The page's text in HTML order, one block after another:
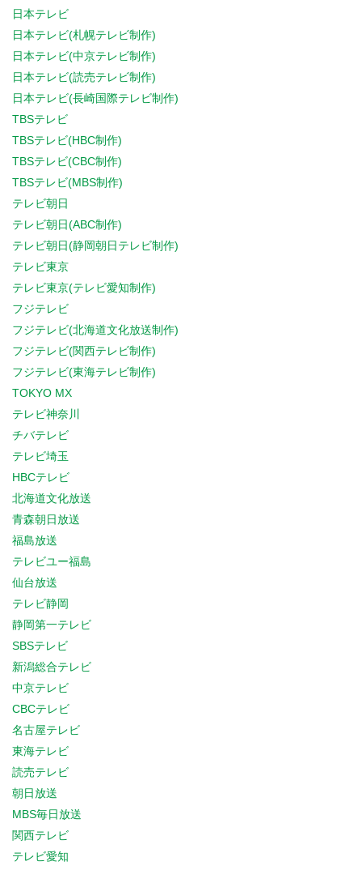
日本テレビ
日本テレビ(札幌テレビ制作)
日本テレビ(中京テレビ制作)
日本テレビ(読売テレビ制作)
日本テレビ(長崎国際テレビ制作)
TBSテレビ
TBSテレビ(HBC制作)
TBSテレビ(CBC制作)
TBSテレビ(MBS制作)
テレビ朝日
テレビ朝日(ABC制作)
テレビ朝日(静岡朝日テレビ制作)
テレビ東京
テレビ東京(テレビ愛知制作)
フジテレビ
フジテレビ(北海道文化放送制作)
フジテレビ(関西テレビ制作)
フジテレビ(東海テレビ制作)
TOKYO MX
テレビ神奈川
チバテレビ
テレビ埼玉
HBCテレビ
北海道文化放送
青森朝日放送
福島放送
テレビユー福島
仙台放送
テレビ静岡
静岡第一テレビ
SBSテレビ
新潟総合テレビ
中京テレビ
CBCテレビ
名古屋テレビ
東海テレビ
読売テレビ
朝日放送
MBS毎日放送
関西テレビ
テレビ愛知